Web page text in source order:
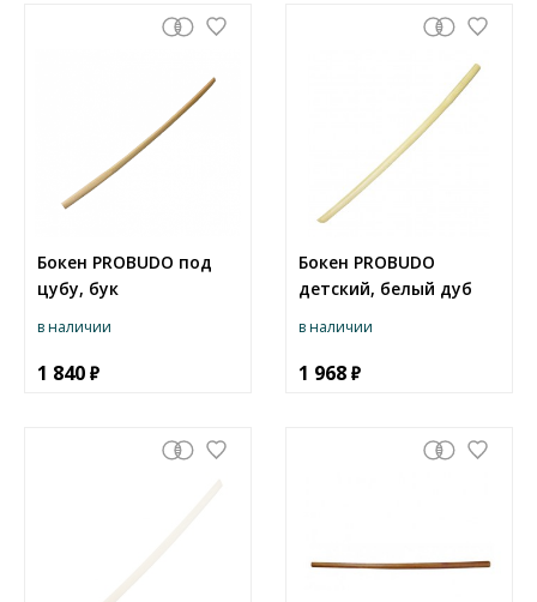
Бокен PROBUDO под
цубу, бук
в наличии
1 840
Бокен PROBUDO
детский, белый дуб
в наличии
1 968